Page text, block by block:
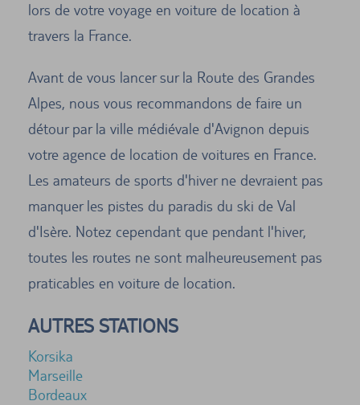
lors de votre voyage en voiture de location à
travers la France.
Avant de vous lancer sur la Route des Grandes
Alpes, nous vous recommandons de faire un
détour par la ville médiévale d'Avignon depuis
votre agence de location de voitures en France.
Les amateurs de sports d'hiver ne devraient pas
manquer les pistes du paradis du ski de Val
d'Isère. Notez cependant que pendant l'hiver,
toutes les routes ne sont malheureusement pas
praticables en voiture de location.
AUTRES STATIONS
Korsika
Marseille
Bordeaux